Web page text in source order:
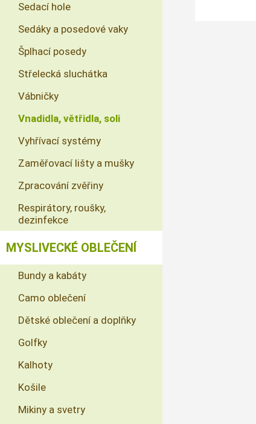
Sedací hole
Sedáky a posedové vaky
Šplhací posedy
Střelecká sluchátka
Vábničky
Vnadidla, větřidla, soli
Vyhřívací systémy
Zaměřovací lišty a mušky
Zpracování zvěřiny
Respirátory, roušky,
dezinfekce
MYSLIVECKÉ OBLEČENÍ
Bundy a kabáty
Camo oblečení
Dětské oblečení a doplňky
Golfky
Kalhoty
Košile
Mikiny a svetry